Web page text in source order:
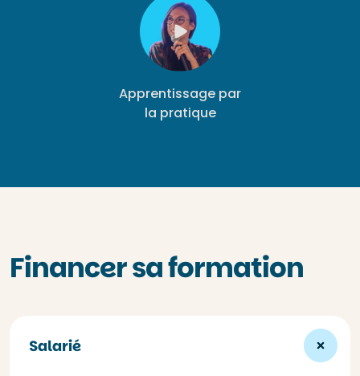
Apprentissage par
la pratique
Financer sa formation
Salarié